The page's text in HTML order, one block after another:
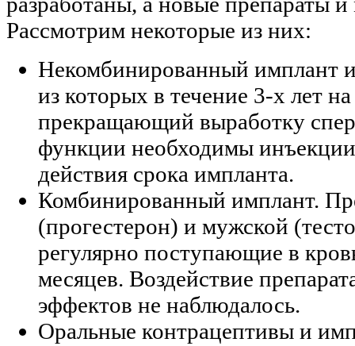
Рассмотрим некоторые из них:
Некомбинированный имплант
из которых в течение 3-х лет
прекращающий выработку
функции необходимы
действия срока импланта.
Комбинированный имплант.
(прогестерон) и мужской
регулярно поступающие в
месяцев. Воздействие
эффектов не наблюдалось.
Оральные контрацептивы и